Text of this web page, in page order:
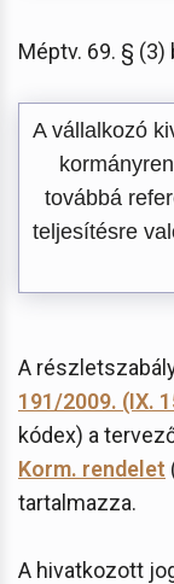
Méptv. 69. §
A vállalkozó
továbbá
teljesítésre
A
191/2009. (IX.
kódex) a
Korm. rendelet
tartalmazza.
A hivatkozott